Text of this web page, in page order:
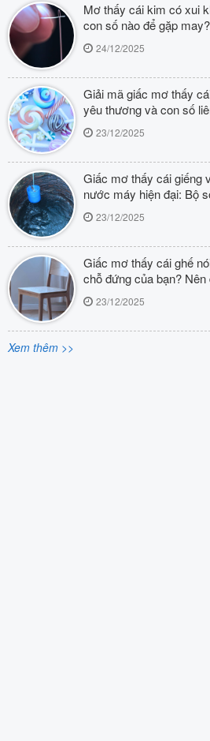
Mơ thấy cái kim có xui
con số nào để gặp may?
24/12/2025
Giải mã giấc mơ thấy
yêu thương và con số
23/12/2025
Giấc mơ thấy cái giếng
nước máy hiện đại: Bộ
23/12/2025
Giấc mơ thấy cái ghế
chỗ đứng của bạn?
23/12/2025
Xem thêm >>